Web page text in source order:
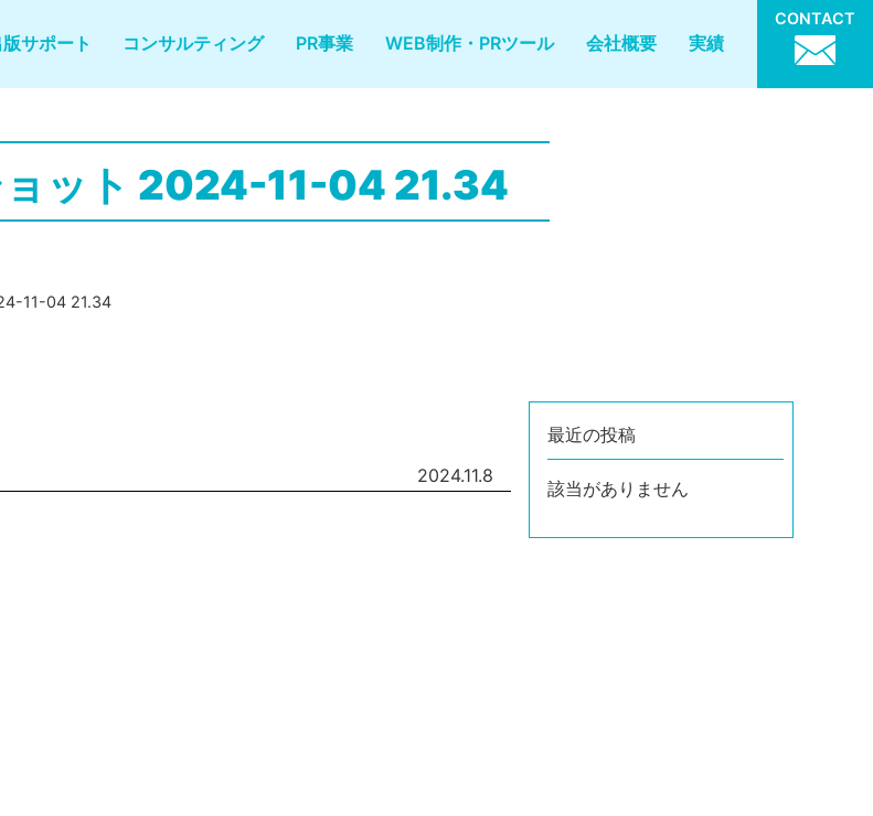
サポート コンサルティング PR事業 WEB制作・PRツール 会社概要 実績
CONTACT
ョット 2024-11-04 21.34
11-04 21.34
2024.11.8
最近の投稿
該当がありません